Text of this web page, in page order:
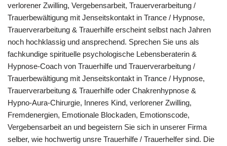
verlorener Zwilling, Vergebensarbeit, Trauerverarbeitung /
Trauerbewältigung mit Jenseitskontakt in Trance / Hypnose,
Trauerverarbeitung & Trauerhilfe erscheint selbst nach Jahren
noch hochklassig und ansprechend. Sprechen Sie uns als
fachkundige spirituelle psychologische Lebensberaterin &
Hypnose-Coach von Trauerhilfe und Trauerverarbeitung /
Trauerbewältigung mit Jenseitskontakt in Trance / Hypnose,
Trauerverarbeitung & Trauerhilfe oder Chakrenhypnose &
Hypno-Aura-Chirurgie, Inneres Kind, verlorener Zwilling,
Fremdenergien, Emotionale Blockaden, Emotionscode,
Vergebensarbeit an und begeistern Sie sich in unserer Firma
selber, wie hochwertig unsre Trauerhilfe / Trauerhelfer sind. Die